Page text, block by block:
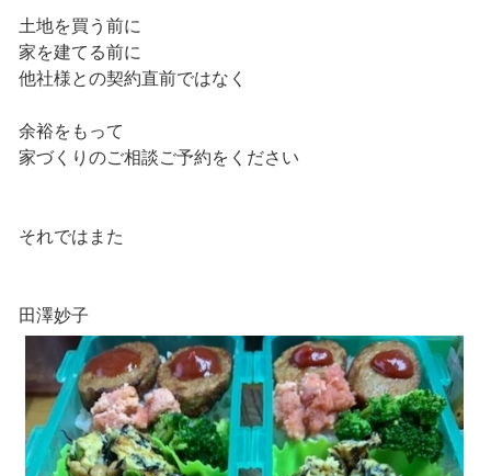
土地を買う前に
家を建てる前に
他社様との契約直前ではなく
余裕をもって
家づくりのご相談ご予約をください
それではまた
田澤妙子